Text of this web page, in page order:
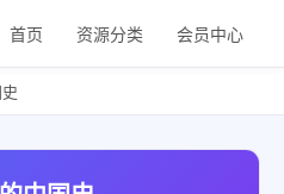
首页 资源分类 会员中心